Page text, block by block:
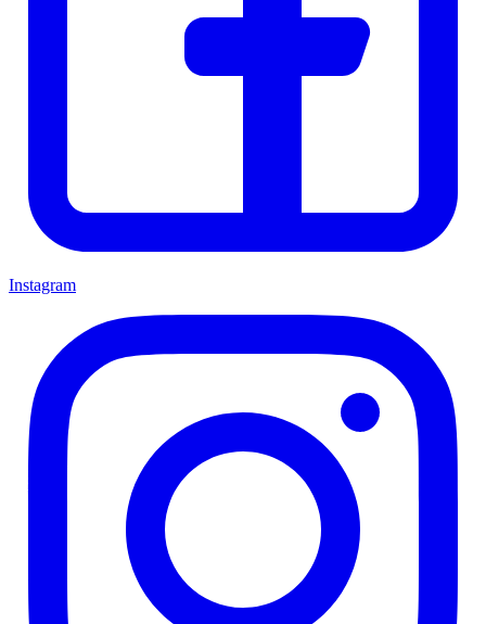
Instagram